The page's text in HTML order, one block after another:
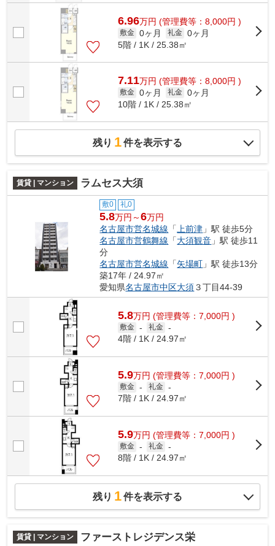
6.96万円 (管理費等：8,000円 )
敷金 0ヶ月 礼金 0ヶ月
5階 / 1K / 25.38㎡
7.11万円 (管理費等：8,000円 )
敷金 0ヶ月 礼金 0ヶ月
10階 / 1K / 25.38㎡
残り 1件を表示する
賃貸 | マンション ラムセス大須
敷0 礼0
5.8万円～6万円
名古屋市営名城線 「 上前津 」駅 徒歩5分
名古屋市営鶴舞線 「大須観音 」駅 徒歩11
分
名古屋市営名城線 「矢場町 」駅 徒歩13分
築17年 / 24.97㎡
愛知県名古屋市中区大須３丁目44-39
5.8万円 (管理費等：7,000円 )
敷金 - 礼金 -
4階 / 1K / 24.97㎡
5.9万円 (管理費等：7,000円 )
敷金 - 礼金 -
7階 / 1K / 24.97㎡
5.9万円 (管理費等：7,000円 )
敷金 - 礼金 -
8階 / 1K / 24.97㎡
残り 1件を表示する
賃貸 | マンション ファーストレジデンス栄